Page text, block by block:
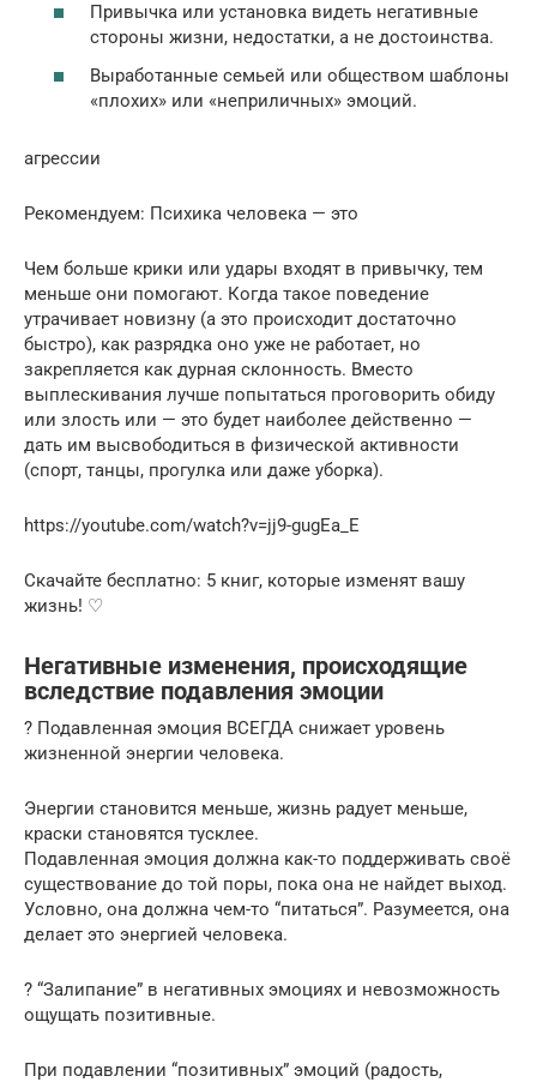
Привычка или установка видеть негативные
стороны жизни, недостатки, а не достоинства.
Выработанные семьей или обществом шаблоны
«плохих» или «неприличных» эмоций.
агрессии
Рекомендуем: Психика человека — это
Чем больше крики или удары входят в привычку, тем
меньше они помогают. Когда такое поведение
утрачивает новизну (а это происходит достаточно
быстро), как разрядка оно уже не работает, но
закрепляется как дурная склонность. Вместо
выплескивания лучше попытаться проговорить обиду
или злость или — это будет наиболее действенно —
дать им высвободиться в физической активности
(спорт, танцы, прогулка или даже уборка).
https://youtube.com/watch?v=jj9-gugEa_E
Скачайте бесплатно: 5 книг, которые изменят вашу
жизнь! ♡
Негативные изменения, происходящие
вследствие подавления эмоции
? Подавленная эмоция ВСЕГДА снижает уровень
жизненной энергии человека.
Энергии становится меньше, жизнь радует меньше,
краски становятся тусклее.
Подавленная эмоция должна как-то поддерживать своё
существование до той поры, пока она не найдет выход.
Условно, она должна чем-то “питаться”. Разумеется, она
делает это энергией человека.
? “Залипание” в негативных эмоциях и невозможность
ощущать позитивные.
При подавлении “позитивных” эмоций (радость,